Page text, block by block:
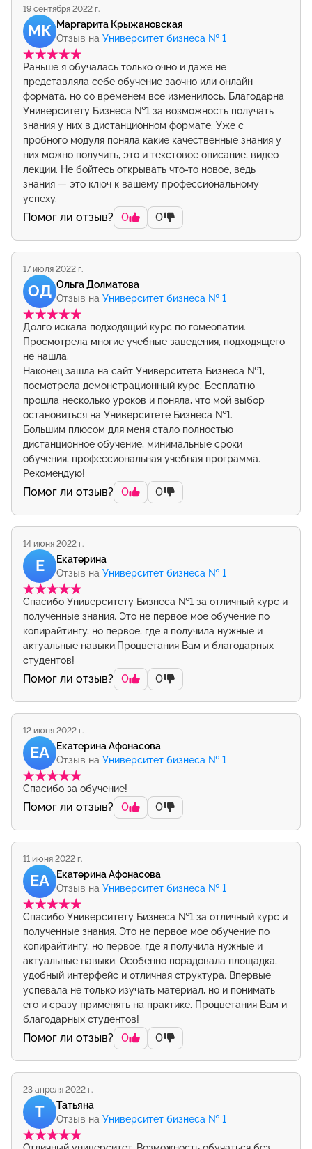
МК Маргарита Крыжановская
Отзыв на Университет бизнеса № 1
19 сентября 2022 г.
Раньше я обучалась только очно и даже не
представляла себе обучение заочно или онлайн
формата, но со временем все изменилось. Благодарна
Университету Бизнеса №1 за возможность получать
знания у них в дистанционном формате. Уже с
пробного модуля поняла какие качественные знания у
них можно получить, это и текстовое описание, видео
лекции. Не бойтесь открывать что-то новое, ведь
знания — это ключ к вашему профессиональному
успеху.
Помог ли отзыв? 0 0
ОД Ольга Долматова
Отзыв на Университет бизнеса № 1
17 июля 2022 г.
Долго искала подходящий курс по гомеопатии.
Просмотрела многие учебные заведения, подходящего
не нашла.
Наконец зашла на сайт Университета Бизнеса №1,
посмотрела демонстрационный курс. Бесплатно
прошла несколько уроков и поняла, что мой выбор
остановиться на Университете Бизнеса №1.
Большим плюсом для меня стало полностью
дистанционное обучение, минимальные сроки
обучения, профессиональная учебная программа.
Рекомендую!
Помог ли отзыв? 0 0
Е
Екатерина
Отзыв на Университет бизнеса № 1
14 июня 2022 г.
Спасибо Университету Бизнеса №1 за отличный курс и
полученные знания. Это не первое мое обучение по
копирайтингу, но первое, где я получила нужные и
актуальные навыки.Процветания Вам и благодарных
студентов!
Помог ли отзыв? 0 0
ЕА
Екатерина Афонасова
Отзыв на Университет бизнеса № 1
12 июня 2022 г.
Спасибо за обучение!
Помог ли отзыв? 0 0
ЕА
Екатерина Афонасова
Отзыв на Университет бизнеса № 1
11 июня 2022 г.
Спасибо Университету Бизнеса №1 за отличный курс и
полученные знания. Это не первое мое обучение по
копирайтингу, но первое, где я получила нужные и
актуальные навыки. Особенно порадовала площадка,
удобный интерфейс и отличная структура. Впервые
успевала не только изучать материал, но и понимать
его и сразу применять на практике. Процветания Вам и
благодарных студентов!
Помог ли отзыв? 0 0
Т
Татьяна
Отзыв на Университет бизнеса № 1
23 апреля 2022 г.